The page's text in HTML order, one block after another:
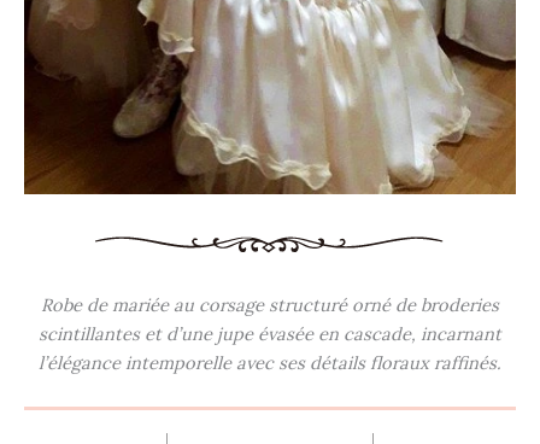
Robe de mariée au corsage structuré orné de broderies
scintillantes et d’une jupe évasée en cascade, incarnant
l’élégance intemporelle avec ses détails floraux raffinés.